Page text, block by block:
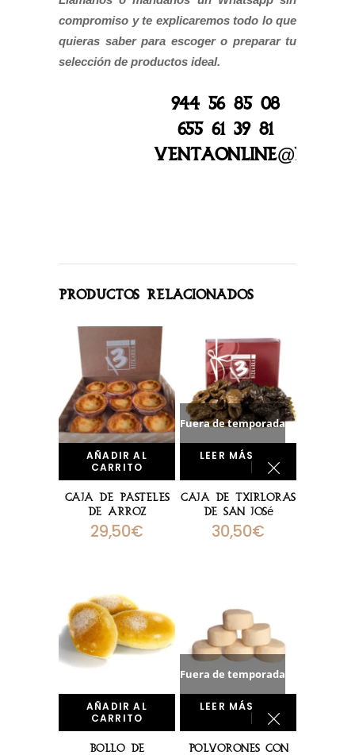
compromiso y te explicaremos todo lo que
quieras saber para escoger o preparar tu
selección de productos ideal.
944 56 85 08
655 61 39 81
Productos relacionados
AÑADIR AL
CARRITO
Caja De Pasteles
De Arroz
29,50€
Fuera de temporada
LEER MÁS
Caja De Txirloras
De San José
30,50€
AÑADIR AL
CARRITO
Bollo De
Fuera de temporada
LEER MÁS
Polvorones Con